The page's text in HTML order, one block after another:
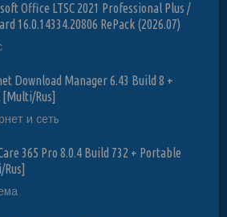
Office LTSC 2021 Professional Plus /
16.0.14334.20806 RePack (2026.07)
Download Manager 6.43 Build 8 +
[Multi/Rus]
и сеть
365 Pro 8.0.4 Build 732 + Portable